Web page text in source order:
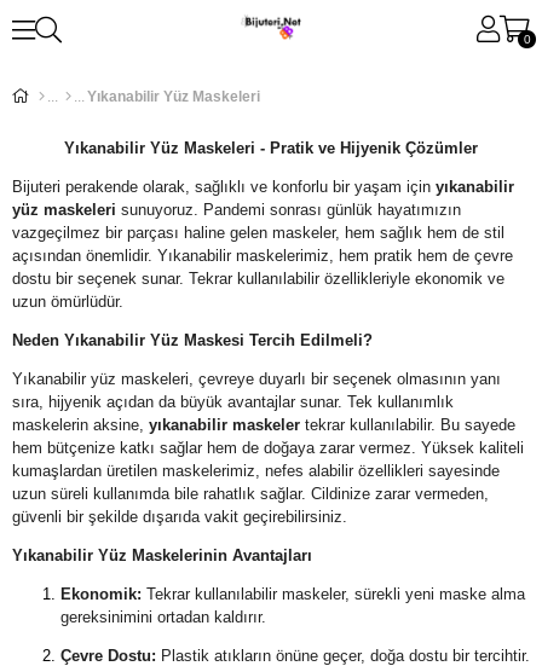
0
Yıkanabilir Yüz Maskeleri
Yıkanabilir Yüz Maskeleri - Pratik ve Hijyenik Çözümler
Bijuteri perakende olarak, sağlıklı ve konforlu bir yaşam için yıkanabilir
yüz maskeleri sunuyoruz. Pandemi sonrası günlük hayatımızın
vazgeçilmez bir parçası haline gelen maskeler, hem sağlık hem de stil
açısından önemlidir. Yıkanabilir maskelerimiz, hem pratik hem de çevre
dostu bir seçenek sunar. Tekrar kullanılabilir özellikleriyle ekonomik ve
uzun ömürlüdür.
Neden Yıkanabilir Yüz Maskesi Tercih Edilmeli?
Yıkanabilir yüz maskeleri, çevreye duyarlı bir seçenek olmasının yanı
sıra, hijyenik açıdan da büyük avantajlar sunar. Tek kullanımlık
maskelerin aksine, yıkanabilir maskeler tekrar kullanılabilir. Bu sayede
hem bütçenize katkı sağlar hem de doğaya zarar vermez. Yüksek kaliteli
kumaşlardan üretilen maskelerimiz, nefes alabilir özellikleri sayesinde
uzun süreli kullanımda bile rahatlık sağlar. Cildinize zarar vermeden,
güvenli bir şekilde dışarıda vakit geçirebilirsiniz.
Yıkanabilir Yüz Maskelerinin Avantajları
Ekonomik: Tekrar kullanılabilir maskeler, sürekli yeni maske alma
gereksinimini ortadan kaldırır.
Çevre Dostu: Plastik atıkların önüne geçer, doğa dostu bir tercihtir.